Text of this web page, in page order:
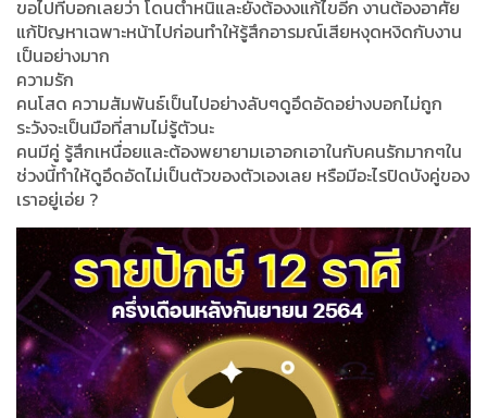
ขอไปทีบอกเลยว่า โดนตำหนิและยังต้องงแก้ไขอีก งานต้องอาศัย
แก้ปัญหาเฉพาะหน้าไปก่อนทำให้รู้สึกอารมณ์เสียหงุดหงิดกับงาน
เป็นอย่างมาก
ความรัก
คนโสด ความสัมพันธ์เป็นไปอย่างลับๆดูอึดอัดอย่างบอกไม่ถูก
ระวังจะเป็นมือที่สามไม่รู้ตัวนะ
คนมีคู่ รู้สึกเหนื่อยและต้องพยายามเอาอกเอาในกับคนรักมากๆใน
ช่วงนี้ทำให้ดูอึดอัดไม่เป็นตัวของตัวเองเลย หรือมีอะไรปิดบังคู่ของ
เราอยู่เอ่ย ?